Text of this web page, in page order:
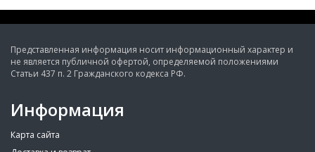
Представленная информация носит информационный характер и
не является публичной офертой, определяемой положениями
Статьи 437 п. 2 Гражданского кодекса РФ.
Информация
Карта сайта